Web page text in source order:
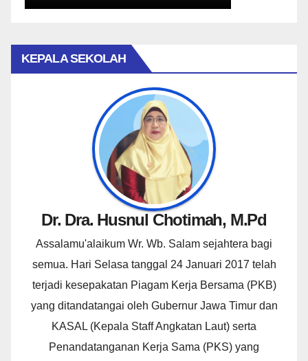
KEPALA SEKOLAH
Dr. Dra. Husnul Chotimah, M.Pd
Assalamu'alaikum Wr. Wb. Salam sejahtera bagi
semua. Hari Selasa tanggal 24 Januari 2017 telah
terjadi kesepakatan Piagam Kerja Bersama (PKB)
yang ditandatangai oleh Gubernur Jawa Timur dan
KASAL (Kepala Staff Angkatan Laut) serta
Penandatanganan Kerja Sama (PKS) yang